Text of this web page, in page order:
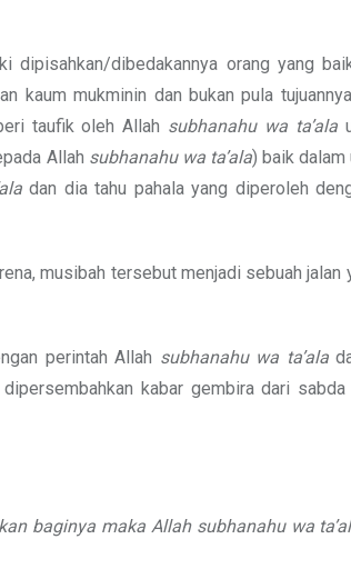
dipisahkan/dibedakannya orang yang
kaum mukminin dan bukan pula
taufik oleh Allah subhanahu wa ta’ala
Allah subhanahu wa ta’ala) baik dalam
dan dia tahu pahala yang diperoleh
musibah tersebut menjadi sebuah jalan
perintah Allah subhanahu wa ta’ala
kabar gembira dari
baginya maka Allah subhanahu wa